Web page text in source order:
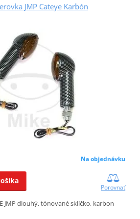
JMP Cateye Karbón
Na objednávku
Porovnať
JMP dlouhý, tónované sklíčko, karbon